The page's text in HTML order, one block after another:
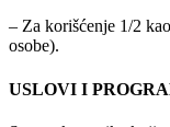
– Za korišćenje 1/2
osobe).
USLOVI I